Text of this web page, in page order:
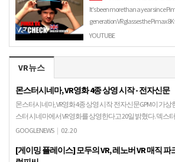
It's been more than a year since
generation VR glasses the Pimax
YOUTUBE
VR뉴스
몬스터시네마, VR영화 4종 상영 시작 - 전자신문
몬스터시네마, VR영화 4종 상영 시작 전자신문GPM이 가상
스터 시네마에서 VR 영화를 상영한다고 20일 밝혔다. 덱스
화 '프롬더어스'와 미국 타임루퍼…
GOOGLENEWS | 02.20
[게이밍 플레이스] 모두의 VR, 레노버 VR 매직 파